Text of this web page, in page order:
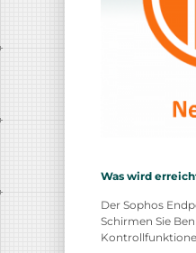
Was wird
Der Sophos
Schirmen Sie